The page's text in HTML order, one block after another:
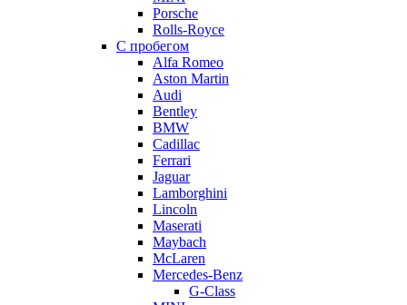
Porsche
Rolls-Royce
С пробегом
Alfa Romeo
Aston Martin
Audi
Bentley
BMW
Cadillac
Ferrari
Jaguar
Lamborghini
Lincoln
Maserati
Maybach
McLaren
Mercedes-Benz
G-Class